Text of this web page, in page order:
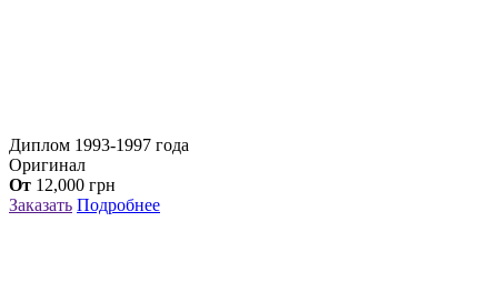
Диплом 1993-1997 года
Оригинал
От 12,000 грн
Заказать Подробнее